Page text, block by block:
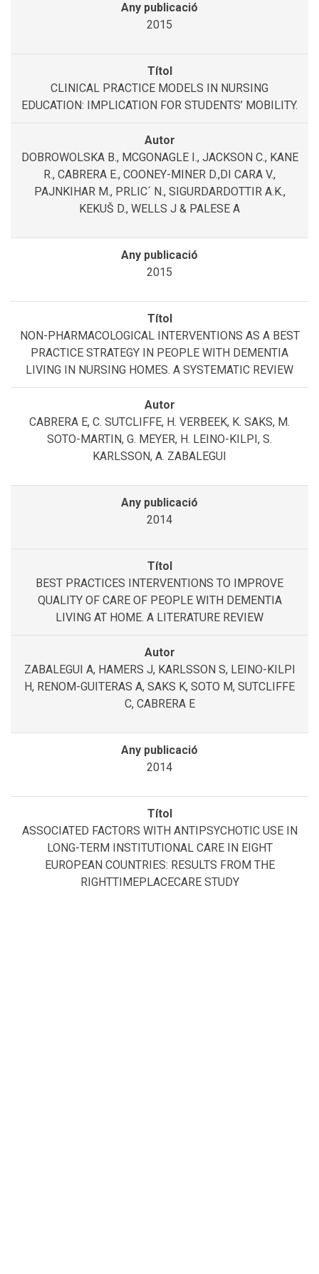
2015
CLINICAL PRACTICE MODELS IN NURSING
EDUCATION: IMPLICATION FOR STUDENTS’ MOBILITY.
DOBROWOLSKA B., MCGONAGLE I., JACKSON C., KANE
R., CABRERA E., COONEY-MINER D.,DI CARA V.,
PAJNKIHAR M., PRLIC´ N., SIGURDARDOTTIR A.K.,
KEKUŠ D., WELLS J & PALESE A
2015
NON-PHARMACOLOGICAL INTERVENTIONS AS A BEST
PRACTICE STRATEGY IN PEOPLE WITH DEMENTIA
LIVING IN NURSING HOMES. A SYSTEMATIC REVIEW
CABRERA E, C. SUTCLIFFE, H. VERBEEK, K. SAKS, M.
SOTO-MARTIN, G. MEYER, H. LEINO-KILPI, S.
KARLSSON, A. ZABALEGUI
2014
BEST PRACTICES INTERVENTIONS TO IMPROVE
QUALITY OF CARE OF PEOPLE WITH DEMENTIA
LIVING AT HOME. A LITERATURE REVIEW
ZABALEGUI A, HAMERS J, KARLSSON S, LEINO-KILPI
H, RENOM-GUITERAS A, SAKS K, SOTO M, SUTCLIFFE
C, CABRERA E
2014
ASSOCIATED FACTORS WITH ANTIPSYCHOTIC USE IN
LONG-TERM INSTITUTIONAL CARE IN EIGHT
EUROPEAN COUNTRIES: RESULTS FROM THE
RIGHTTIMEPLACECARE STUDY